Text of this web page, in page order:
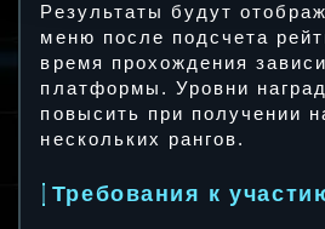
Результаты будут
меню после подсчета
время прохождения
платформы. Уровни
повысить при получении
нескольких рангов.
Требования к